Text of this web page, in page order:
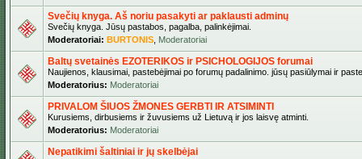
Svečių knyga. Aš noriu pasakyti ar paklausti adminų
Svečių knyga. Jūsų pastabos, pagalba, palinkėjimai.
Moderatoriai: BURTONIS Moderatoriai
Baltų svetainės EZOTERIKOS ir PSICHOLOGIJOS forumai
Naujienos, klausimai, pastebėjimai po forumų padalinimo. jūsų pasiūlymai ir
Moderatorius: Moderatoriai
PRIVALOM ŠIUOS ŽMONES GERBTI IR ATSIMINTI
Kurusiems, dirbusiems ir žuvusiems už Lietuvą ir jos laisvę atminti.
Moderatorius: Moderatoriai
Nepatikimi šaltiniai ir jų skelbėjai